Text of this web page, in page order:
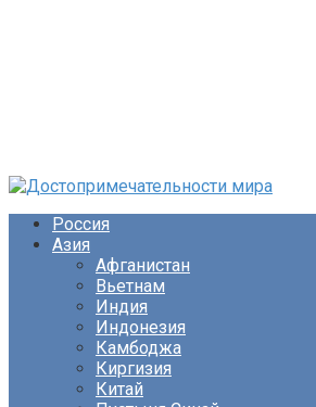
Перейти
контентуРоссия
Азия
Афганистан
Вьетнам
Индия
Индонезия
Камбоджа
Киргизия
Китай